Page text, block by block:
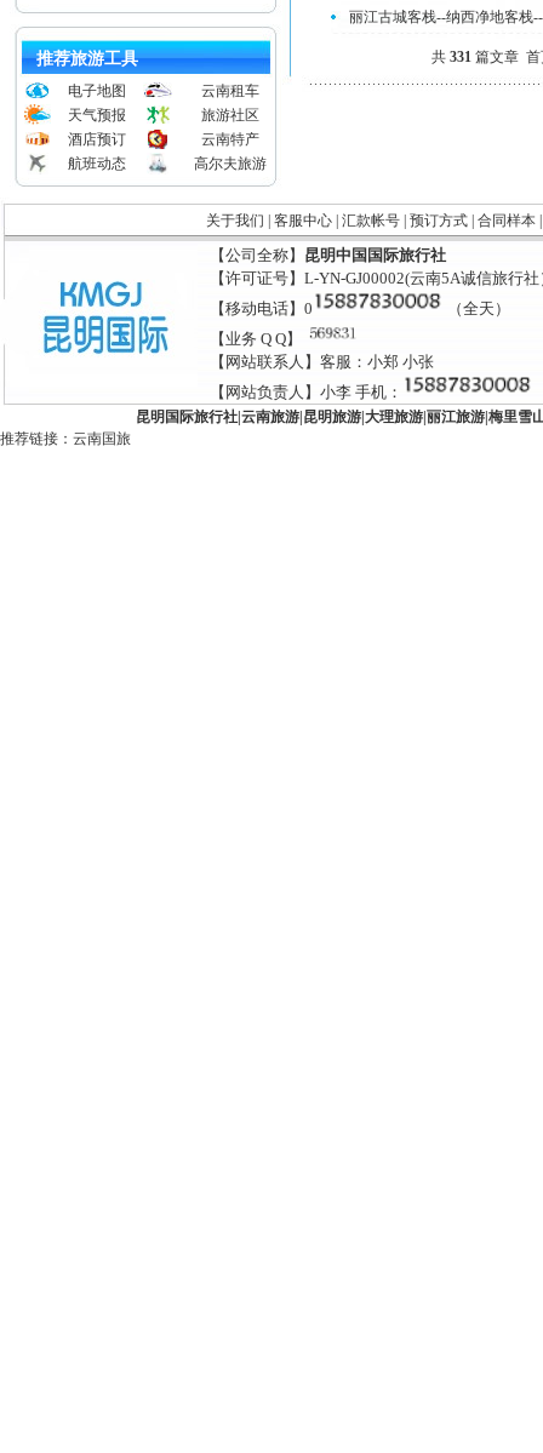
推荐旅游工具
电子地图
云南租车
天气预报
旅游社区
酒店预订
云南特产
航班动态
高尔夫旅游
丽江古城客栈--纳西净地客栈
共 331 篇文章
关于我们 客服中心| 汇款帐号| 预订方式| 合同样本
【公司全称】 昆明中国国际旅行社
【许可证号】L-YN-GJ00002(云南5A诚信旅行社
【移动电话】0
（全天）
【业务 Q Q】
【网站联系人】客服：小郑 小张
【网站负责人】小李 手机：
昆明国际旅行社| 云南旅游| 昆明旅游| 大理旅游| 丽江旅游| 梅里雪
推荐链接： 云南国旅